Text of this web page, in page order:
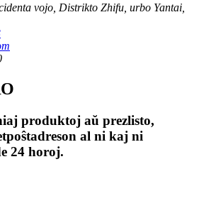
vojo, Distrikto Zhifu, urbo Yantai,
produktoj aŭ prezlisto,
al ni kaj ni
24 horoj.